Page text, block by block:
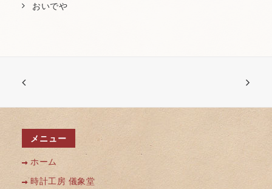
おいでや
メニュー
ホーム
時計工房 儀象堂